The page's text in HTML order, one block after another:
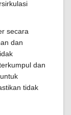
secara
dan
dan
tidak